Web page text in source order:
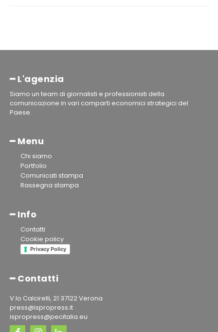
━ L'agenzia
Siamo un team di giornalisti e professionisti della
comunicazione in vari comparti economici strategici del
Paese.
━ Menu
Chi siamo
Portfolio
Comunicati stampa
Rassegna stampa
━ Info
Contatti
Cookie policy
Privacy Policy
━ Contatti
V.lo Calcirelli, 21 37122 Verona
press@ispropress.it
ispropress@pecitalia.eu